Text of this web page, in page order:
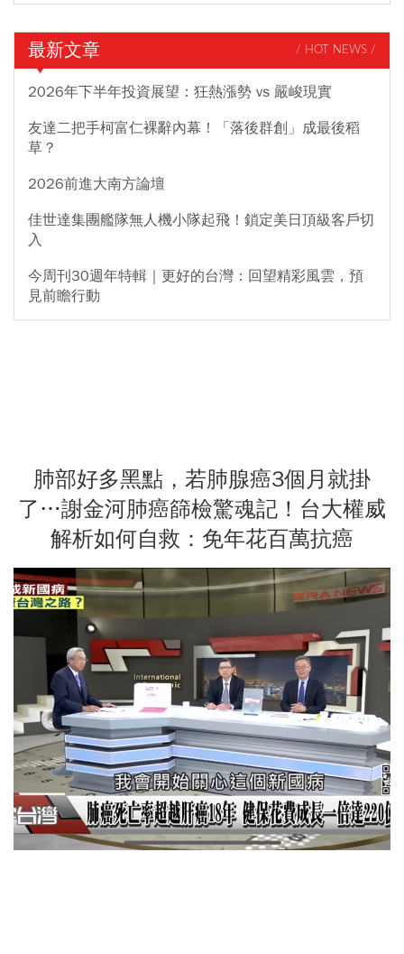
最新文章 / HOT NEWS /
2026年下半年投資展望：狂熱漲勢 vs 嚴峻現實
友達二把手柯富仁裸辭內幕！「落後群創」成最後稻
草？
2026前進大南方論壇
佳世達集團艦隊無人機小隊起飛！鎖定美日頂級客戶切
入
今周刊30週年特輯｜更好的台灣：回望精彩風雲，預
見前瞻行動
肺部好多黑點，若肺腺癌3個月就掛
了…謝金河肺癌篩檢驚魂記！台大權威
解析如何自救：免年花百萬抗癌